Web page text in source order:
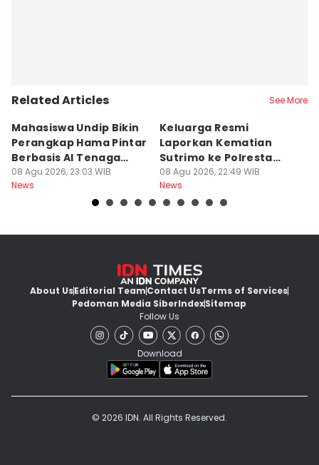
Related Articles See More
Mahasiswa Undip Bikin
Perangkap Hama Pintar
Berbasis AI Tenaga
Surya
08 Agu 2026, 23:03 WIB
News
Keluarga Resmi
Laporkan Kematian
Sutrimo ke Polresta
Banyumas
08 Agu 2026, 22:49 WIB
News
About UsEditorial TeamContact UsTerms of Services
Pedoman Media SiberIndexSitemap
Follow Us
Download
© 2026 IDN. All Rights Reserved.